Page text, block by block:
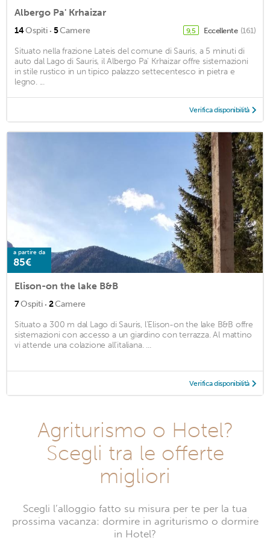
Albergo Pa' Krhaizar
14Ospiti · 5Camere 9,5 Eccellente (161)
Situato nella frazione Lateis del comune di Sauris, a 5 minuti di
auto dal Lago di Sauris, il Albergo Pa' Krhaizar offre sistemazioni
in stile rustico in un tipico palazzo settecentesco in pietra e
legno. ...
Verifica disponibilità
a partire da
85€
Elison-on the lake B&B
7Ospiti · 2Camere
Situato a 300 m dal Lago di Sauris, l'Elison-on the lake B&B offre
sistemazioni con accesso a un giardino con terrazza. Al mattino
vi attende una colazione all'italiana. ...
Verifica disponibilità
Agriturismo o Hotel?
Scegli tra le offerte
migliori
Scegli l’alloggio fatto su misura per te per la tua
prossima vacanza: dormire in agriturismo o dormire
in Hotel?